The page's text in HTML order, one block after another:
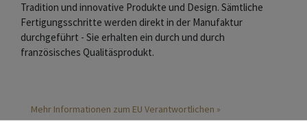
Tradition und innovative Produkte und Design. Sämtliche
Fertigungsschritte werden direkt in der Manufaktur
durchgeführt - Sie erhalten ein durch und durch
französisches Qualitäsprodukt.
Mehr Informationen zum EU Verantwortlichen »